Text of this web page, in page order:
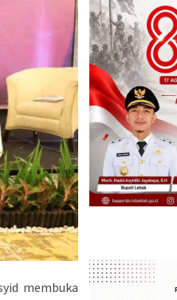
membuka